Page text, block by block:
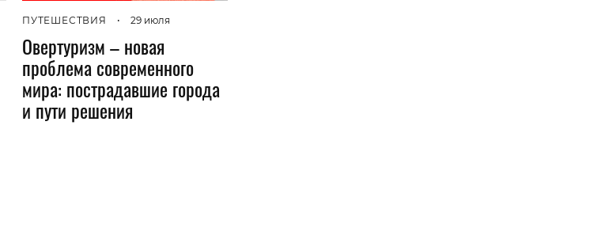
ПУТЕШЕСТВИЯ • 29 июля
Овертуризм – новая
проблема современного
мира: пострадавшие города
и пути решения